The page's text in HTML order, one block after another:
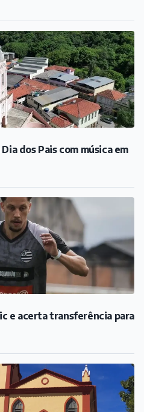
dos Pais com música em
e acerta transferência para